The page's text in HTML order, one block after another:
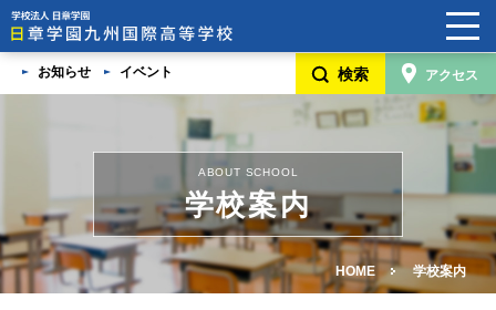
お知らせ イベント 検索 アクセス
ABOUT SCHOOL
学校案内
HOME 学校案内
HOME
日章学園グループ
5つの魅力
卒業生・在校生・保護者/卒業生の家族の声